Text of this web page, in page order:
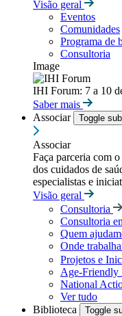
Visão geral
Eventos
Comunidades
Programa de
Consultoria
Image
IHI Forum: 7 a 10
Saber mais
Associar
Toggle
Associar
Faça parceria com
dos cuidados de
especialistas e
Visão geral
Consultoria
Consultoria
Quem
Onde
Projetos e
Age-Friendly
National
Ver tudo
Biblioteca
Toggle